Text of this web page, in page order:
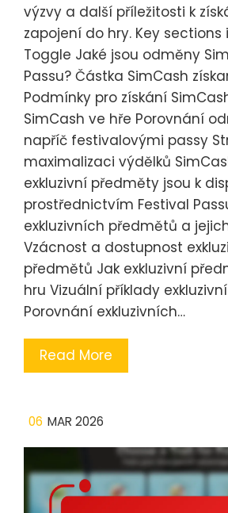
výzvy a další příležitosti k
zapojení do hry. Key
Toggle Jaké jsou odměny
Passu? Částka SimCash
Podmínky pro získání
SimCash ve hře Porovnání
napříč festivalovými passy
maximalizaci výdělků
exkluzivní předměty jsou k
prostřednictvím Festival
exkluzivních předmětů a
Vzácnost a dostupnost
předmětů Jak exkluzivní
hru Vizuální příklady
Porovnání exkluzivních…
Read More
06 MAR 2026